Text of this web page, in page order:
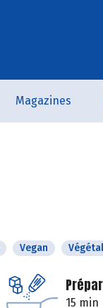
Magazines
Vegan
15 min